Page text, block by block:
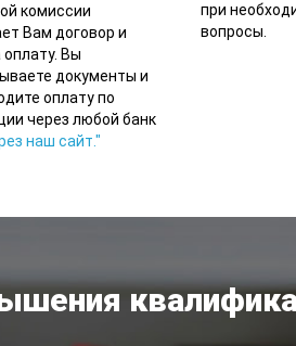
комиссии
Вам договор и
оплату. Вы
документы и
оплату по
через любой банк
наш сайт."
при
вопросы.